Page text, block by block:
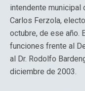
intendente municipal
Carlos Ferzola,
octubre, de ese año.
funciones frente al
al Dr. Rodolfo
diciembre de 2003.